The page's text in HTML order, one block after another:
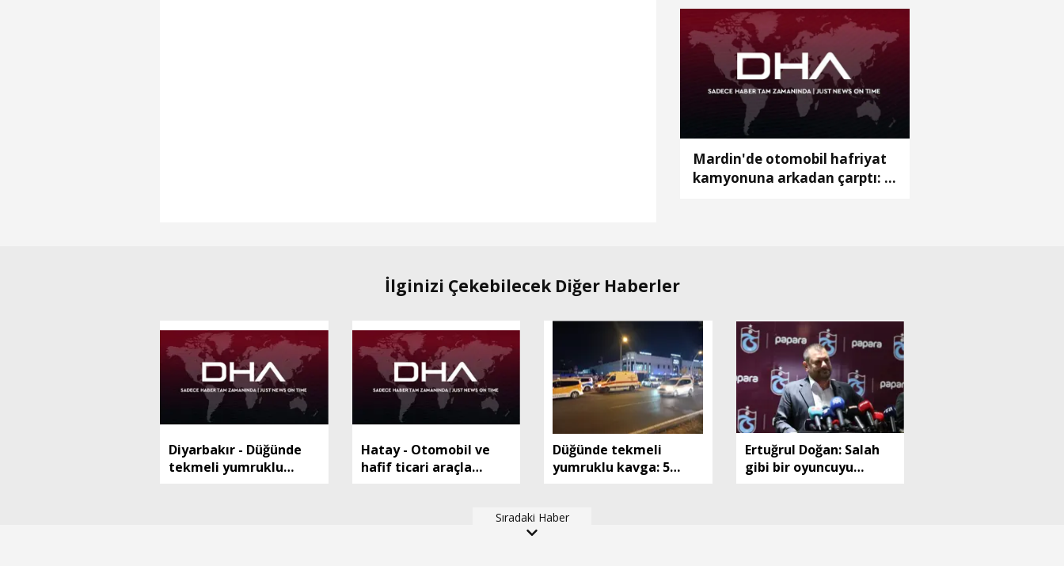
Mardin'de otomobil hafriyat
kamyonuna arkadan çarptı: 1
İlginizi Çekebilecek Diğer Haberler
Diyarbakır - Düğünde
tekmeli yumruklu
Hatay - Otomobil ve
hafif ticari araçla
Düğünde tekmeli
yumruklu kavga: 5
Ertuğrul Doğan: Salah
gibi bir oyuncuyu
Sıradaki Haber